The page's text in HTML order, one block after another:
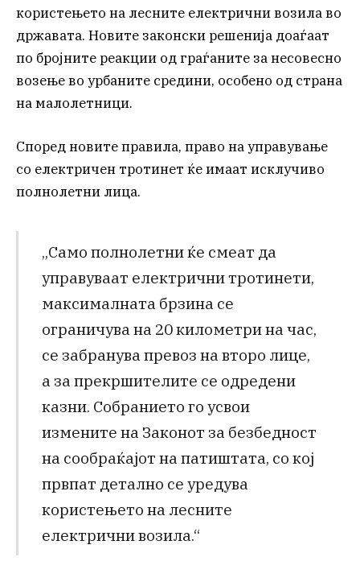
користењето на лесните електрични возила во
државата. Новите законски решенија доаѓаат
по бројните реакции од граѓаните за несовесно
возење во урбаните средини, особено од страна
на малолетници.
Според новите правила, право на управување
со електричен тротинет ќе имаат исклучиво
полнолетни лица.
„Само полнолетни ќе смеат да
управуваат електрични тротинети,
максималната брзина се
ограничува на 20 километри на час,
се забранува превоз на второ лице,
а за прекршителите се одредени
казни. Собранието го усвои
измените на Законот за безбедност
на сообраќајот на патиштата, со кој
првпат детално се уредува
користењето на лесните
електрични возила.“